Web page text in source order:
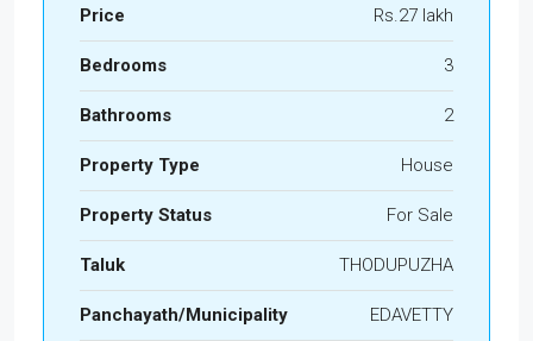
Price Rs.27 lakh
Bedrooms 3
Bathrooms 2
Property Type House
Property Status For Sale
Taluk THODUPUZHA
Panchayath/Municipality EDAVETTY